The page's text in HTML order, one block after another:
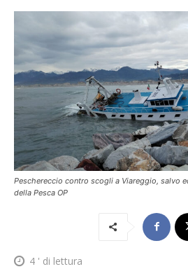
Peschereccio contro scogli a Viareggio, salvo
della Pesca OP
4 ' di lettura